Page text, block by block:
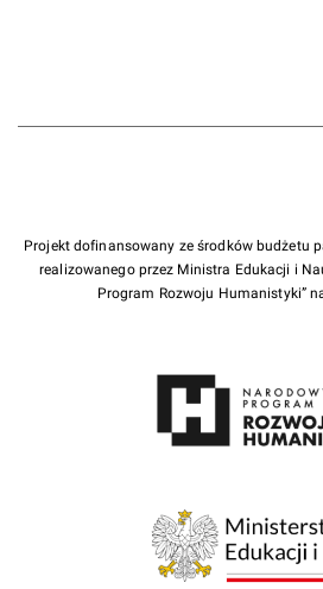
Projekt dofinansowany ze środków budżetu
realizowanego przez Ministra Edukacji i
Program Rozwoju Humanistyki”